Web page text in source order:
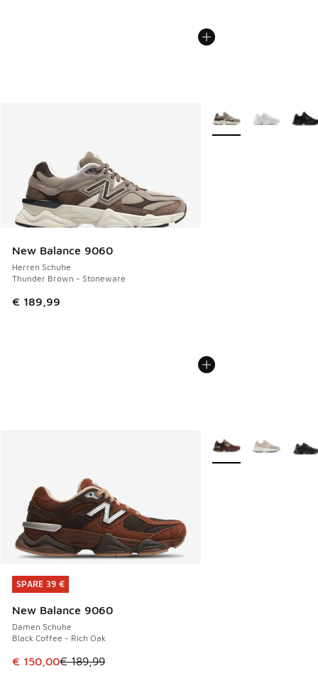
New Balance 9060
Herren Schuhe
Thunder Brown - Stoneware
€ 189,99
Weitere Farben
SPARE 39 €
New Balance 9060
Damen Schuhe
Black Coffee - Rich Oak
Dieser Artikel ist im Sale. Der Preis ist von € 189,99 auf €
€ 150,00€ 189,99
SPARE 39 €
Weitere Farben